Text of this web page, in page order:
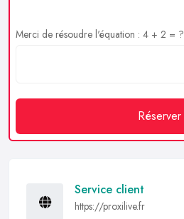
Merci de résoudre l'équation : 4 + 2 = ?
Réserver
Service client
https://proxilive.fr